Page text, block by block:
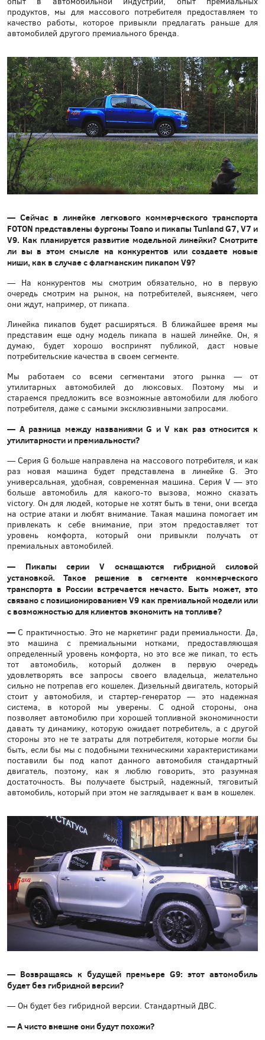
продуктов, мы для массового потребителя предоставляем то
качество работы, которое привыкли предлагать раньше для
автомобилей другого премиального бренда.
— Сейчас в линейке легкового коммерческого транспорта
FOTON представлены фургоны Toano и пикапы Tunland G7, V7 и
V9. Как планируется развитие модельной линейки? Смотрите
ли вы в этом смысле на конкурентов или создаете новые
ниши, как в случае с флагманским пикапом V9?
— На конкурентов мы смотрим обязательно, но в первую
очередь смотрим на рынок, на потребителей, выясняем, чего
они ждут, например, от пикапа.
Линейка пикапов будет расширяться. В ближайшее время мы
представим еще одну модель пикапа в нашей линейке. Он, я
думаю, будет хорошо воспринят публикой, даст новые
потребительские качества в своем сегменте.
Мы работаем со всеми сегментами этого рынка — от
утилитарных автомобилей до люксовых. Поэтому мы и
стараемся предложить все возможные автомобили для любого
потребителя, даже с самыми эксклюзивными запросами.
— А разница между названиями G и V как раз относится к
утилитарности и премиальности?
— Серия G больше направлена на массового потребителя, и как
раз новая машина будет представлена в линейке G. Это
универсальная, удобная, современная машина. Серия V — это
больше автомобиль для какого-то вызова, можно сказать
victory. Он для людей, которые не хотят быть в тени, они всегда
на острие атаки и любят внимание. Такая машина помогает им
привлекать к себе внимание, при этом предоставляет тот
уровень комфорта, который они привыкли получать от
премиальных автомобилей.
— Пикапы серии V оснащаются гибридной силовой
установкой. Такое решение в сегменте коммерческого
транспорта в России встречается нечасто. Быть может, это
связано с позиционированием V9 как премиальной модели или
с возможностью для клиентов экономить на топливе?
— С практичностью. Это не маркетинг ради премиальности. Да,
это машина с премиальными нотками, предоставляющая
определенный уровень комфорта, но это все же пикап, то есть
тот автомобиль, который должен в первую очередь
удовлетворять все запросы своего владельца, желательно
сильно не потрепав его кошелек. Дизельный двигатель, который
стоит у автомобиля, и стартер-генератор — это надежная
система, в которой мы уверены. С одной стороны, она
позволяет автомобилю при хорошей топливной экономичности
давать ту динамику, которую ожидает потребитель, а с другой
стороны это не те затраты для потребителя, которые могли бы
быть, если бы мы с подобными техническими характеристиками
поставили бы под капот данного автомобиля стандартный
двигатель, поэтому, как я люблю говорить, это разумная
достаточность. Вы получаете быстрый, надежный, тяговитый
автомобиль, который при этом не заглядывает к вам в кошелек.
— Возвращаясь к будущей премьере G9: этот автомобиль
будет без гибридной версии?
— Он будет без гибридной версии. Стандартный ДВС.
— А чисто внешне они будут похожи?